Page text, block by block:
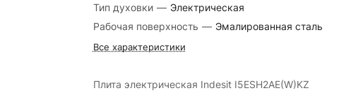
Тип духовки — Электрическая
Рабочая поверхность — Эмалированная сталь
Все характеристики
Плита электрическая Indesit I5ESH2AE(W)KZ